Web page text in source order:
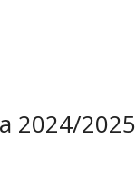
2024/2025